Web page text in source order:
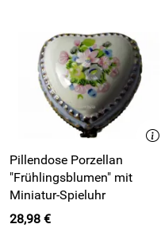
Pillendose Porzellan
"Frühlingsblumen" mit
Miniatur-Spieluhr
28,98 €